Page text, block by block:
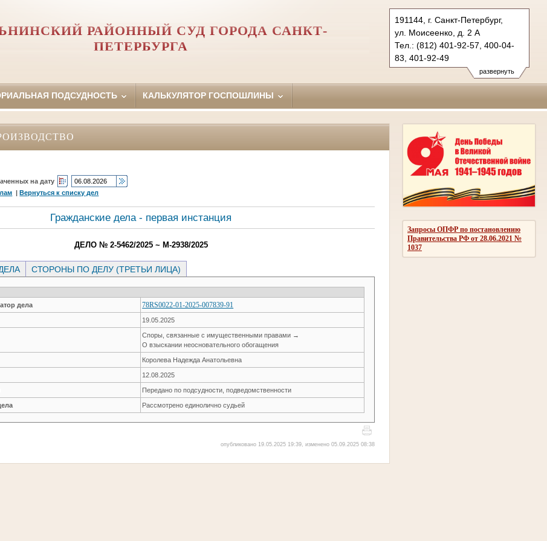
развернуть
191144, г. Санкт-Петербург,
ул. Моисеенко, д. 2 А
Тел.: (812) 401-92-57, 400-04-
83, 401-92-49
smolninsky.spb@sudrf.ru
РАЙОННЫЙ СУД ГОРОДА САНКТ-
ПЕТЕРБУРГА
ПОДСУДНОСТЬ КАЛЬКУЛЯТОР ГОСПОШЛИНЫ
Запросы ОПФР по постановлению
Правительства РФ от 28.06.2021 №
1037
на дату
|Вернуться к списку дел
Гражданские дела - первая инстанция
ДЕЛО № 2-5462/2025 ~ М-2938/2025
СТОРОНЫ ПО ДЕЛУ (ТРЕТЬИ ЛИЦА)
дела
78RS0022-01-2025-007839-91
19.05.2025
Споры, связанные с имущественными правами →
О взыскании неосновательного обогащения
Королева Надежда Анатольевна
12.08.2025
Передано по подсудности, подведомственности
Рассмотрено единолично судьей
опубликовано 19.05.2025 19:39, изменено 05.09.2025 08:38